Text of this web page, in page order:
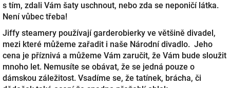
s tím, zdali Vám šaty uschnout, nebo zda se neponičí látka.
Není vůbec třeba!
Jiffy steamery používají garderobierky ve většině divadel,
mezi které můžeme zařadit i naše Národní divadlo. Jeho
cena je příznivá a můžeme Vám zaručit, že Vám bude sloužit
mnoho let. Nemusíte se obávat, že se jedná pouze o
dámskou záležitost. Vsadíme se, že tatínek, brácha, či